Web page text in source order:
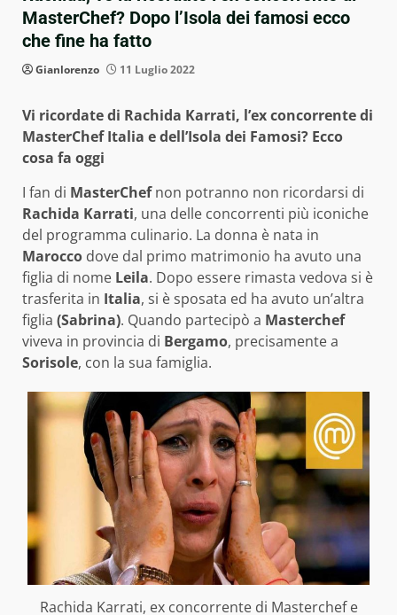
MasterChef? Dopo l’Isola dei famosi ecco
che fine ha fatto
Gianlorenzo 11 Luglio 2022
Vi ricordate di Rachida Karrati, l’ex concorrente di
MasterChef Italia e dell’Isola dei Famosi? Ecco
cosa fa oggi
I fan di MasterChefnon potranno non ricordarsi di
Rachida Karrati, una delle concorrenti più iconiche
del programma culinario. La donna è nata in
Marocco dove dal primo matrimonio ha avuto una
figlia di nome Leila. Dopo essere rimasta vedova si è
trasferita in Italia, si è sposata ed ha avuto un’altra
figlia (Sabrina). Quando partecipò a Masterchef
viveva in provincia di Bergamo, precisamente a
Sorisole, con la sua famiglia.
Rachida Karrati, ex concorrente di Masterchef e